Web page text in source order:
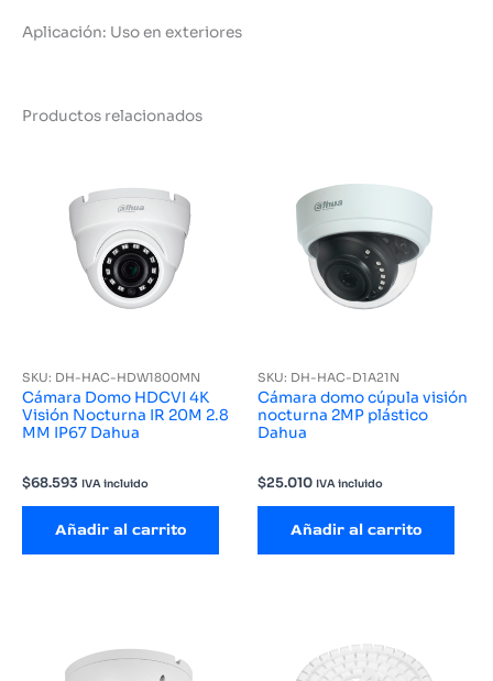
Aplicación: Uso en exteriores
Productos relacionados
SKU: DH-HAC-HDW1800MN
Cámara Domo HDCVI 4K
Visión Nocturna IR 20M 2.8
MM IP67 Dahua
$68.593 IVA incluido
Añadir al carrito
SKU: DH-HAC-D1A21N
Cámara domo cúpula visión
nocturna 2MP plástico
Dahua
$25.010 IVA incluido
Añadir al carrito